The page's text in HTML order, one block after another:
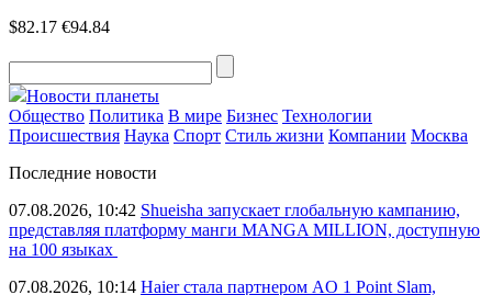
$82.17 €94.84
Новости планеты
Общество Политика В мире Бизнес Технологии
Происшествия Наука Спорт Стиль жизни Компании Москва
Последние новости
07.08.2026, 10:42 Shueisha запускает глобальную кампанию,
представляя платформу манги MANGA MILLION, доступную
на 100 языках
07.08.2026, 10:14 Haier стала партнером AO 1 Point Slam,